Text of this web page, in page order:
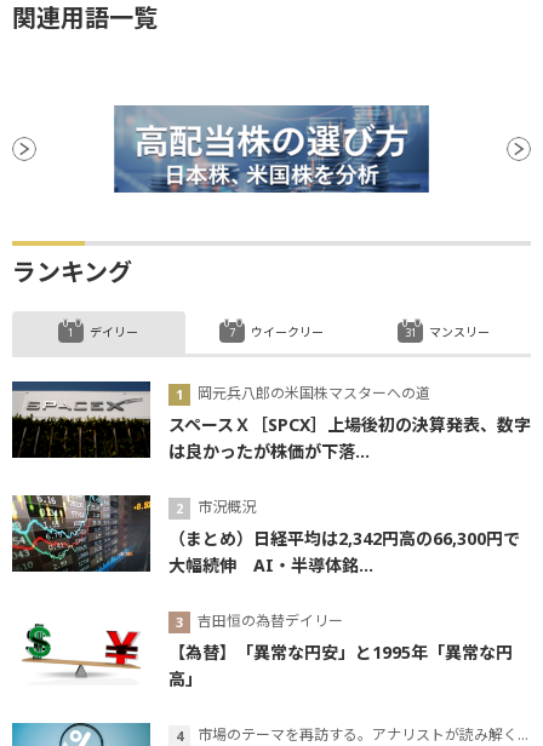
関連用語一覧
ランキング
デイリー
岡元兵八郎の米国株マスターへの道
スペースＸ［SPCX］上場後初の決算発表、数字
は良かったが株価が下落...
市況概況
（まとめ）日経平均は2,342円高の66,300円で
大幅続伸 AI・半導体銘...
吉田恒の為替デイリー
【為替】「異常な円安」と1995年「異常な円
高」
市場のテーマを再訪する。アナリストが読み解くテーマの本質
ウイークリー マンスリー